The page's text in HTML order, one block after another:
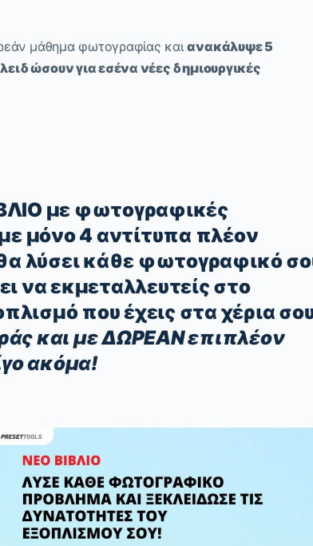
μάθημα φωτογραφίας καιανακάλυψε 5
για εσένα νέες δημιουργικές
με φωτογραφικές
με μόνο 4 αντίτυπα πλέον
λύσει κάθε φωτογραφικό
να εκμεταλλευτείς στο
που έχεις στα χέρια
και με ΔΩΡΕΑΝ επιπλέον
ακόμα!